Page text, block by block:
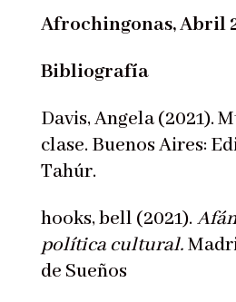
Afrochingonas, Abril
Bibliografía
Davis, Angela (2021).
clase. Buenos Aires:
Tahúr.
hooks, bell (2021).
política cultural.
de Sueños